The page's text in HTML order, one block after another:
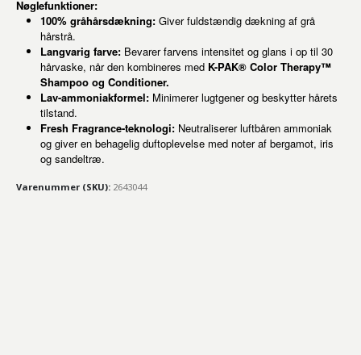
Nøglefunktioner:
100% gråhårsdækning:Giver fuldstændig dækning af grå
hårstrå.
Langvarig farve:Bevarer farvens intensitet og glans i op til 30
hårvaske, når den kombineres med K-PAK® Color Therapy™
Shampoo og Conditioner.
Lav-ammoniakformel:Minimerer lugtgener og beskytter hårets
tilstand.
Fresh Fragrance-teknologi:Neutraliserer luftbåren ammoniak
og giver en behagelig duftoplevelse med noter af bergamot, iris
og sandeltræ.
Varenummer (SKU): 2643044